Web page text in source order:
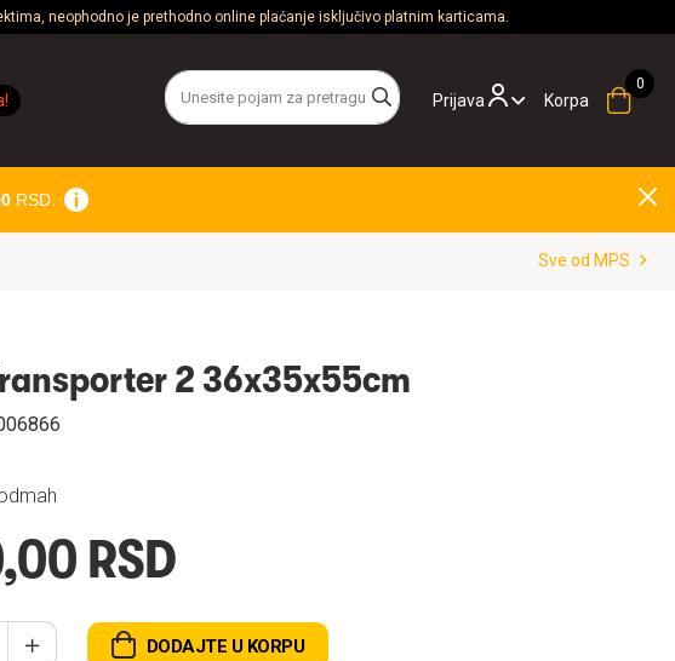
neophodno je prethodno online plaćanje isključivo platnim karticama.
Prijava Korpa
RSD.
Sve od MPS
2 36x35x55cm
RSD
DODAJTE U KORPU